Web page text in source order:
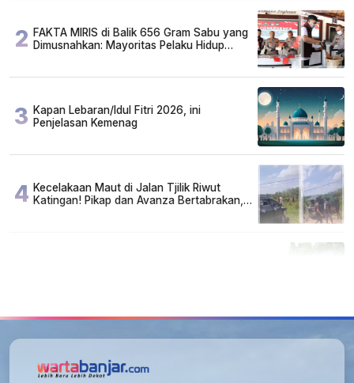
2 FAKTA MIRIS di Balik 656 Gram Sabu yang
Dimusnahkan: Mayoritas Pelaku Hidup
3 Kapan Lebaran/Idul Fitri 2026, ini
Penjelasan Kemenag
4 Kecelakaan Maut di Jalan Tjilik Riwut
Katingan! Pikap dan Avanza Bertabrakan,